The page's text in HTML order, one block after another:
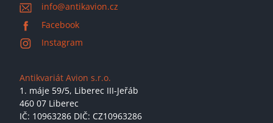
info@antikavion.cz
Facebook
Instagram
Antikvariát Avion s.r.o.
1. máje 59/5, Liberec III-Jeřáb
460 07 Liberec
IČ: 10963286 DIČ: CZ10963286